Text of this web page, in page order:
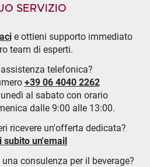
SERVIZIO
e ottieni supporto immediato
team di esperti.
telefonica?
+39 06 4040 2262
al sabato con orario
dalle 9:00 alle 13:00.
ricevere un'offerta dedicata?
subito un'email
consulenza per il beverage?